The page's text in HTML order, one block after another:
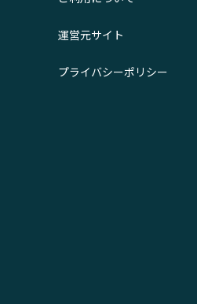
運営元サイト
プライバシーポリシー